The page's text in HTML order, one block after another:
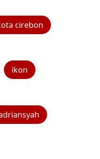
cirebon
ikon